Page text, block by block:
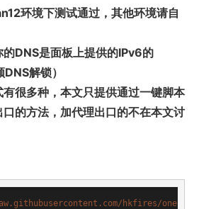
环境下测试通过，其他环境请自
DNS是面板上提供的IPv6的
解锁）
很多种，本文只提供通过一键脚本
的方法，加代理出口的不在本文讨
hkfires/onekey-